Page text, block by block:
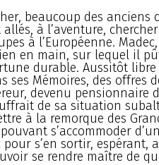
beaucoup des anciens
à l’aventure,
à l’Européenne.
en main, sur lequel il
durable. Aussitôt
ses Mémoires, des offres
devenu pensionnaire
de sa situation
à la remorque des
s’accommoder
s’en sortir, espérant,
se rendre maître de